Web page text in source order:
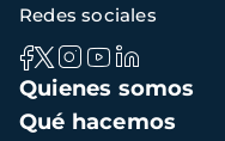
Navegación
principal
Quienes somos
Qué hacemos
Redes sociales